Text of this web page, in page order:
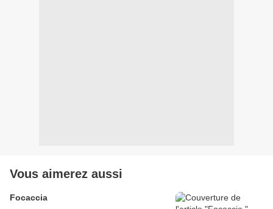
Vous aimerez aussi
Focaccia